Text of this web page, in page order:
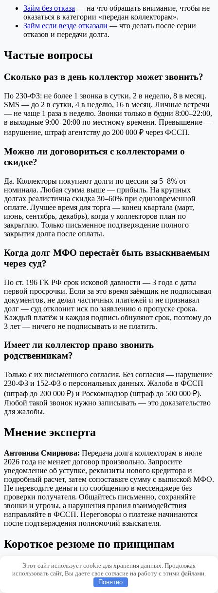
Займ без отказа — на что обращать внимание, чтобы не
оказаться в категории «передан коллекторам».
Займ если везде отказали — что делать после серии
отказов и передачи долга.
Частые вопросы
Сколько раз в день коллектор может звонить?
По 230-ФЗ: не более 1 звонка в сутки, 2 в неделю, 8 в месяц.
SMS — до 2 в сутки, 4 в неделю, 16 в месяц. Личные встречи
— не чаще 1 раза в неделю. Звонки только в будни 8:00–22:00,
в выходные 9:00–20:00 по местному времени. Превышение —
нарушение, штраф агентству до 200 000 ₽ через ФССП.
Можно ли договориться с коллекторами о
скидке?
Да. Коллекторы покупают долги по цессии за 5–8% от
номинала. Любая сумма выше — прибыль. На крупных
долгах реалистична скидка 30–60% при единовременной
оплате. Лучшее время для торга — конец квартала (март,
июнь, сентябрь, декабрь), когда у коллекторов план по
закрытию. Только письменное подтверждение полного
закрытия долга после оплаты.
Когда долг МФО перестаёт быть взыскиваемым
через суд?
По ст. 196 ГК РФ срок исковой давности — 3 года с даты
первой просрочки. Если за это время заёмщик не подписывал
документов, не делал частичных платежей и не признавал
долг — суд отклонит иск по заявлению о пропуске срока.
Каждый платёж и каждая подпись обнуляют срок, поэтому до
3 лет — ничего не подписывать и не платить.
Имеет ли коллектор право звонить
родственникам?
Только с их письменного согласия. Без согласия — нарушение
230-ФЗ и 152-ФЗ о персональных данных. Жалоба в ФССП
(штраф до 200 000 ₽) и Роскомнадзор (штраф до 500 000 ₽).
Любой такой звонок нужно записывать — это доказательство
для жалобы.
Мнение эксперта
Антонина Смирнова: Передача долга коллекторам в июле
2026 года не меняет договор произвольно. Запросите
уведомление об уступке, реквизиты нового кредитора и
подробный расчет, затем сопоставьте сумму с выпиской МФО.
Не переводите деньги по сообщению в мессенджере без
проверки получателя. Общайтесь письменно, сохраняйте
звонки и угрозы, а нарушения правил взаимодействия
направляйте в ФССП. Переговоры о платеже начинаются
после подтверждения полномочий взыскателя.
Короткое резюме по принципам
Передача долга коллекторам — это технический этап, не
катастрофа. Заёмщик в этом этапе не лишается прав, а
получает дополнительные инструменты: запрос документов,
Этот сайт использует cookie для хранения данных. Продолжая
использовать сайт, Вы даете свое согласие на работу с этими файлами.
Понятно